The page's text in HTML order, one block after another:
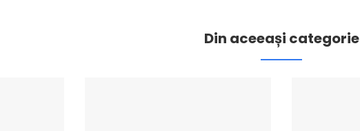
Din aceeași categorie